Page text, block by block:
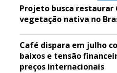
Projeto busca restaurar
vegetação nativa no
Café dispara em julho
baixos e tensão
preços internacionais